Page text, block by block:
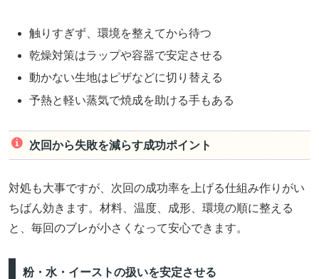
触りすぎず、環境を整えてから待つ
乾燥対策はラップや容器で安定させる
動かない生地はピザなどに切り替える
予熱と軽い蒸気で焼成を助ける手もある
次回から失敗を減らす成功ポイント
対処も大事ですが、次回の成功率を上げる仕組み作りがい
ちばん効きます。材料、温度、成形、環境の順に整える
と、毎回のブレが小さくなって安心できます。
粉・水・イーストの扱いを安定させる